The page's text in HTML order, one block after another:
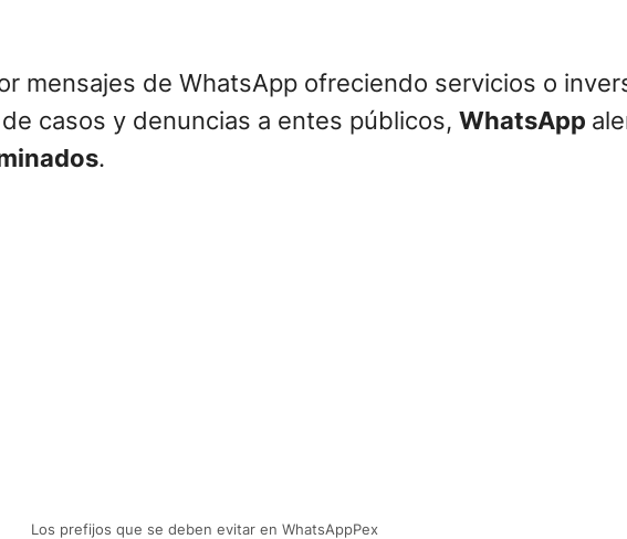
mensajes de WhatsApp ofreciendo servicios o
casos y denuncias a entes públicos, WhatsApp
.
Los prefijos que se deben evitar en WhatsAppPex